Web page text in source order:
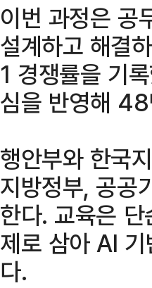
이번 과정은 공
설계하고 해결
1 경쟁률을 기
심을 반영해
행안부와 한국
지방정부, 공공
한다. 교육은
제로 삼아 AI
다.